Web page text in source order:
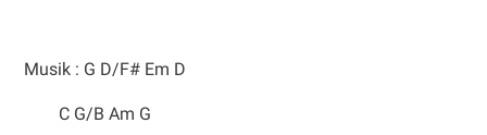
Musik : G D/F# Em D
C G/B Am G